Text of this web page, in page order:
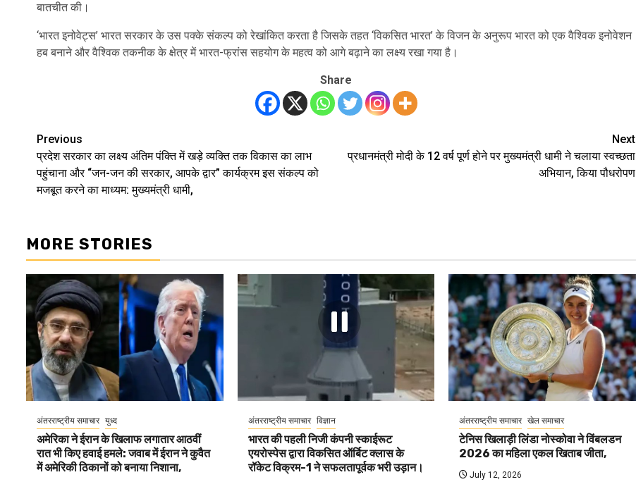
बातचीत की।
‘भारत इनोवेट्स’ भारत सरकार के उस पक्के संकल्प को रेखांकित करता है जिसके तहत ‘विकसित भारत’ के विजन के अनुरूप भारत को एक वैश्विक इनोवेशन
हब बनाने और वैश्विक तकनीक के क्षेत्र में भारत-फ्रांस सहयोग के महत्व को आगे बढ़ाने का लक्ष्य रखा गया है।
Share
Post
navigation
Previous
प्रदेश सरकार का लक्ष्य अंतिम पंक्ति में खड़े व्यक्ति तक विकास का लाभ
पहुंचाना और “जन-जन की सरकार, आपके द्वार” कार्यक्रम इस संकल्प को
मजबूत करने का माध्यम: मुख्यमंत्री धामी,
Next
प्रधानमंत्री मोदी के 12 वर्ष पूर्ण होने पर मुख्यमंत्री धामी ने चलाया स्वच्छता
अभियान, किया पौधरोपण
MORE STORIES
अंतरराष्ट्रीय समाचार युध्द
अमेरिका ने ईरान के खिलाफ लगातार आठवीं
रात भी किए हवाई हमले: जवाब में ईरान ने कुवैत
में अमेरिकी ठिकानों को बनाया निशाना,
अंतरराष्ट्रीय समाचार विज्ञान
भारत की पहली निजी कंपनी स्काईरूट
एयरोस्पेस द्वारा विकसित ऑर्बिट क्लास के
रॉकेट विक्रम-1 ने सफलतापूर्वक भरी उड़ान।
अंतरराष्ट्रीय समाचार खेल समाचार
टेनिस खिलाड़ी लिंडा नोस्कोवा ने विंबलडन
2026 का महिला एकल खिताब जीता,
July 12, 2026